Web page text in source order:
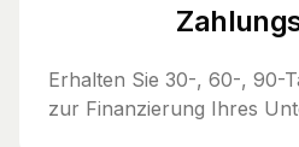
Erhalten Sie 30-, 60-, 90-
zur Finanzierung Ihres